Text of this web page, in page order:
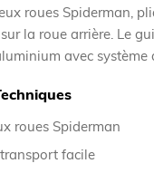
roues Spiderman,
la roue arrière. Le
avec système
roues Spiderman
facile